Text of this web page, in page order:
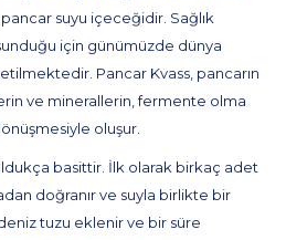
suyu içeceğidir. Sağlık
için günümüzde dünya
Pancar Kvass, pancarın
ve minerallerin, fermente olma
oluşur.
basittir. İlk olarak birkaç adet
doğranır ve suyla birlikte bir
tuzu eklenir ve bir süre